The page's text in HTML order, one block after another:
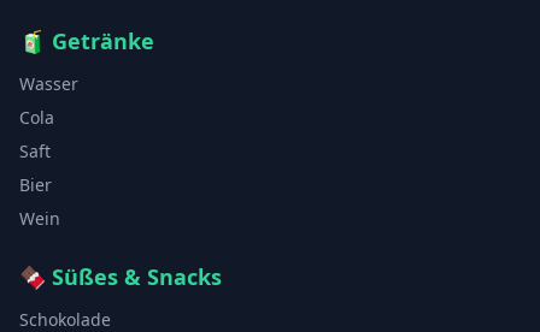
🧃 Getränke
Wasser
Cola
Saft
Bier
Wein
🍫 Süßes & Snacks
Schokolade